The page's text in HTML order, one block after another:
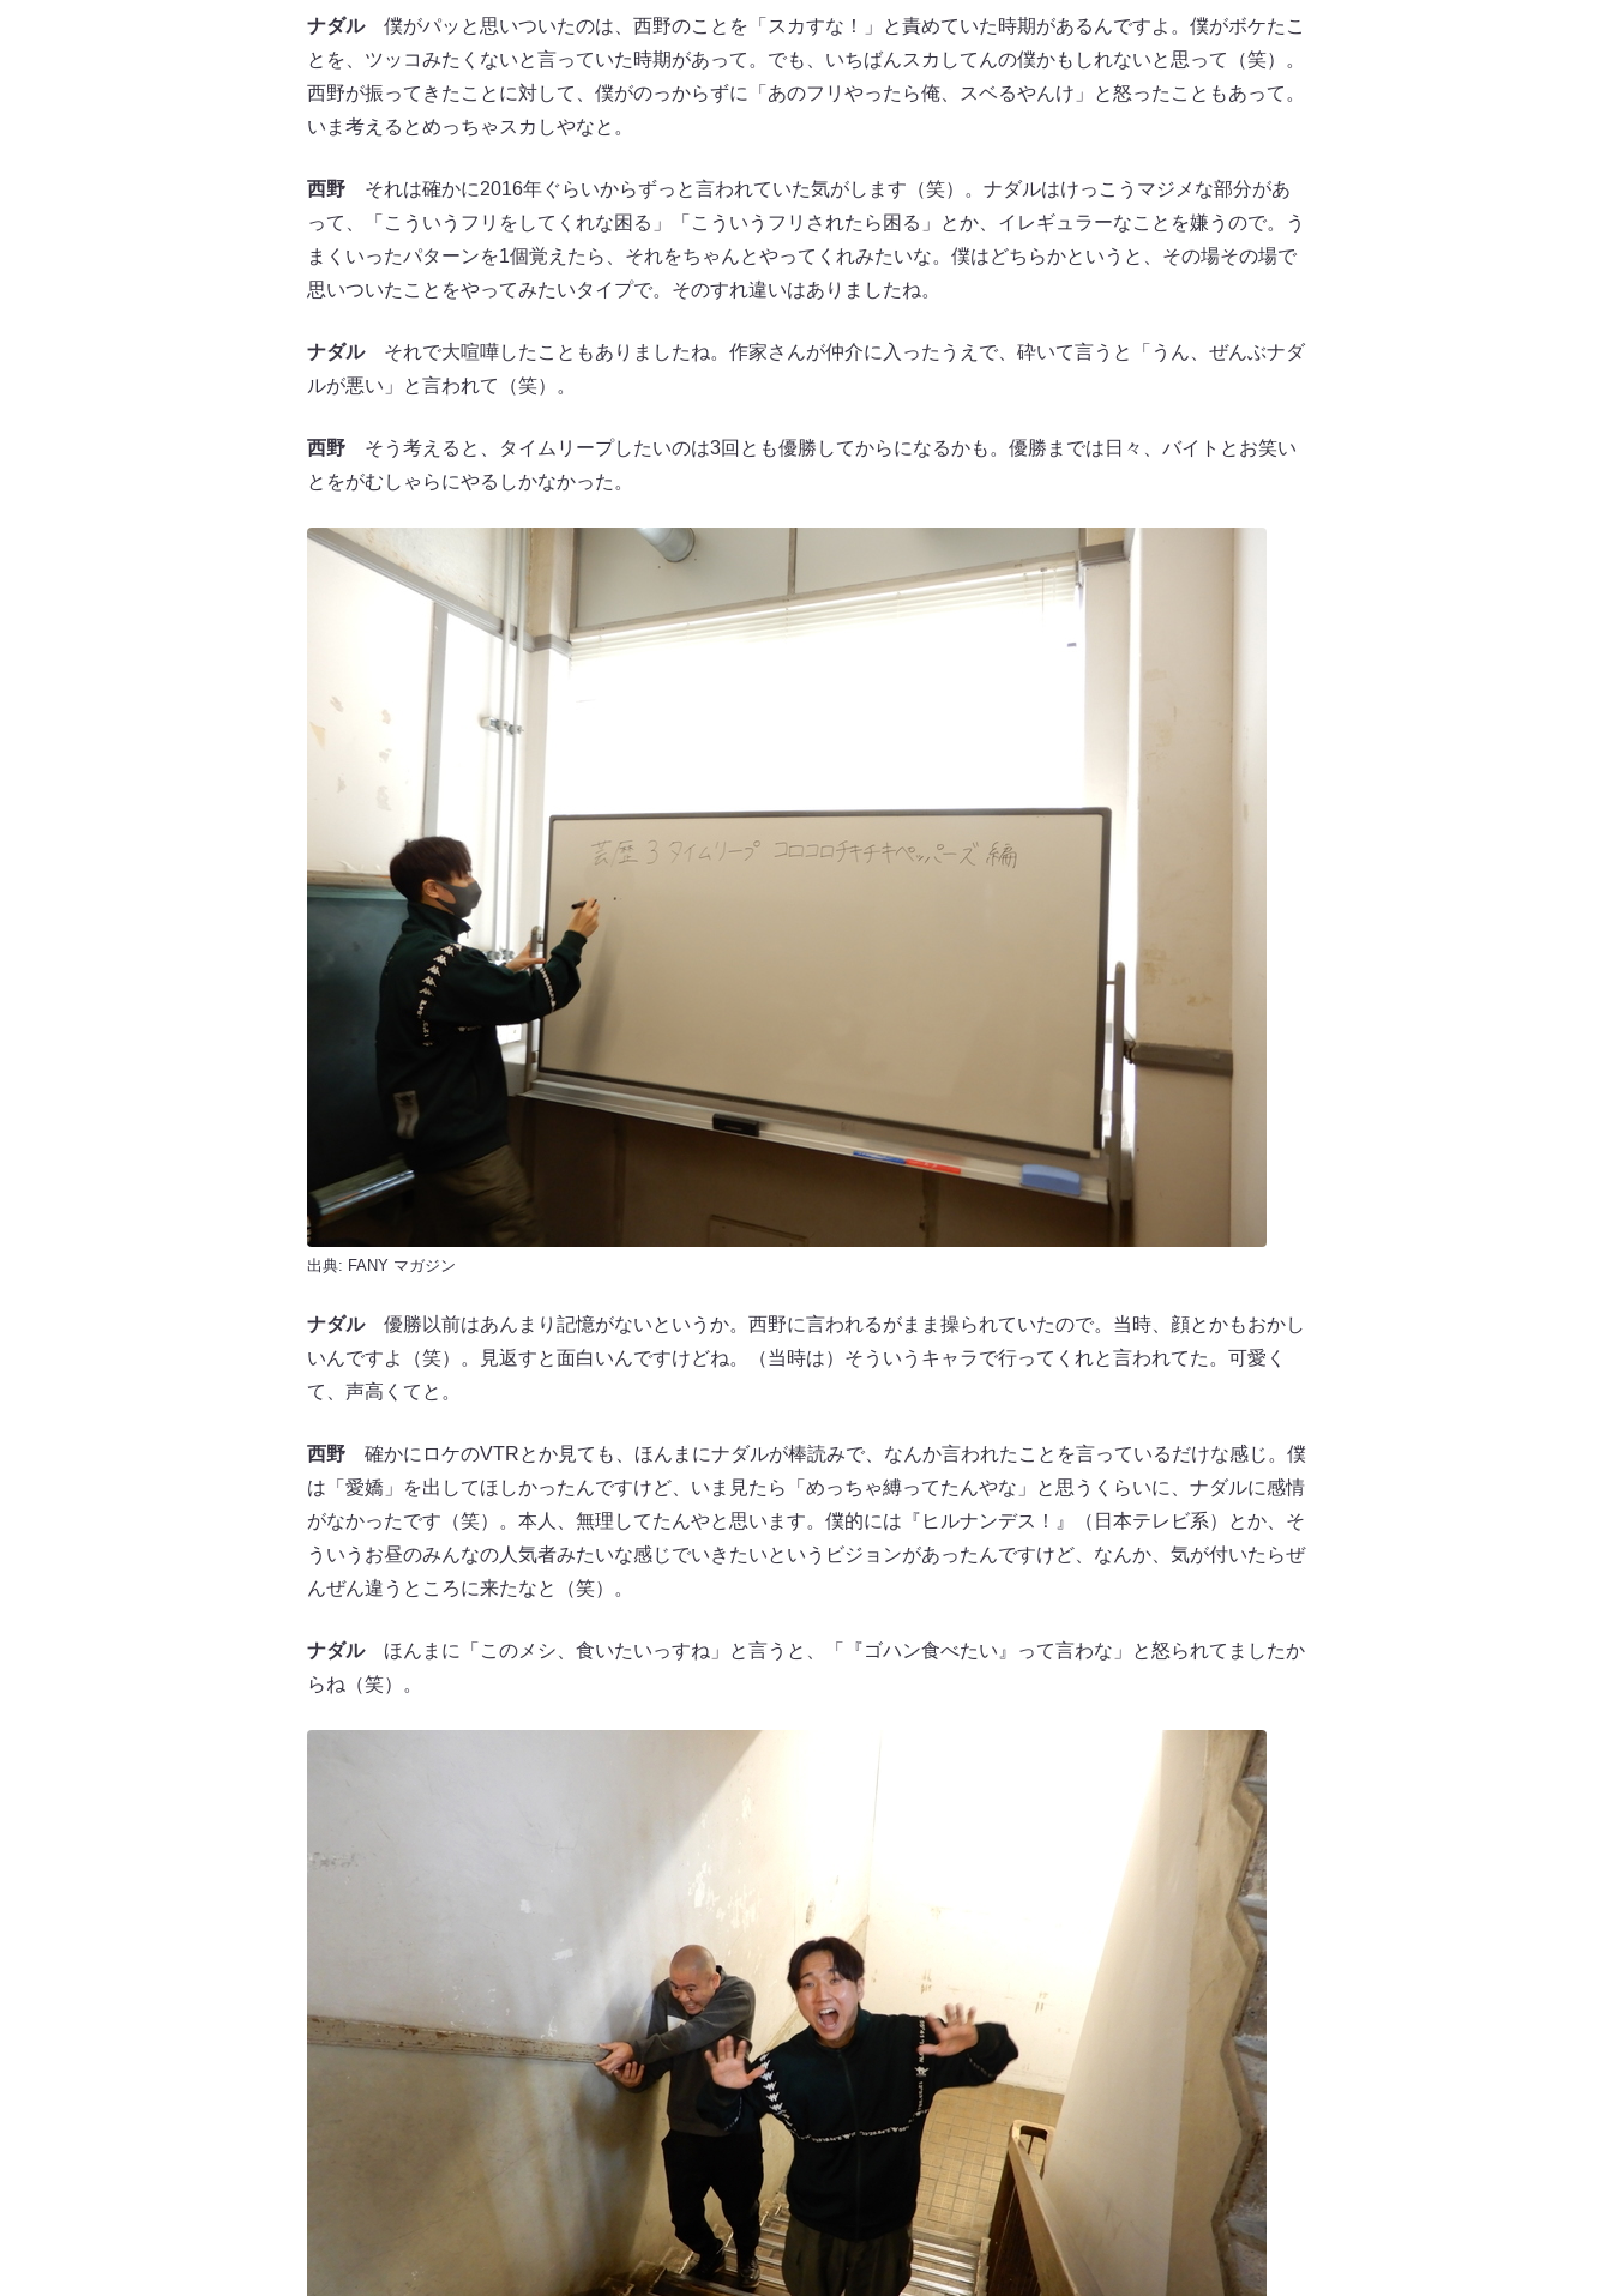
ナダル僕がパッと思いついたのは、西野のことを「スカすな！」と責めていた時期があるんですよ。僕がボケたこ
とを、ツッコみたくないと言っていた時期があって。でも、いちばんスカしてんの僕かもしれないと思って（笑）。
西野が振ってきたことに対して、僕がのっからずに「あのフリやったら俺、スベるやんけ」と怒ったこともあって。
いま考えるとめっちゃスカしやなと。
西野それは確かに2016年ぐらいからずっと言われていた気がします（笑）。ナダルはけっこうマジメな部分があ
って、「こういうフリをしてくれな困る」「こういうフリされたら困る」とか、イレギュラーなことを嫌うので。う
まくいったパターンを1個覚えたら、それをちゃんとやってくれみたいな。僕はどちらかというと、その場その場で
思いついたことをやってみたいタイプで。そのすれ違いはありましたね。
ナダルそれで大喧嘩したこともありましたね。作家さんが仲介に入ったうえで、砕いて言うと「うん、ぜんぶナダ
ルが悪い」と言われて（笑）。
西野そう考えると、タイムリープしたいのは3回とも優勝してからになるかも。優勝までは日々、バイトとお笑い
とをがむしゃらにやるしかなかった。
出典: FANY マガジン
ナダル優勝以前はあんまり記憶がないというか。西野に言われるがまま操られていたので。当時、顔とかもおかし
いんですよ（笑）。見返すと面白いんですけどね。（当時は）そういうキャラで行ってくれと言われてた。可愛く
て、声高くてと。
西野確かにロケのVTRとか見ても、ほんまにナダルが棒読みで、なんか言われたことを言っているだけな感じ。僕
は「愛嬌」を出してほしかったんですけど、いま見たら「めっちゃ縛ってたんやな」と思うくらいに、ナダルに感情
がなかったです（笑）。本人、無理してたんやと思います。僕的には『ヒルナンデス！』（日本テレビ系）とか、そ
ういうお昼のみんなの人気者みたいな感じでいきたいというビジョンがあったんですけど、なんか、気が付いたらぜ
んぜん違うところに来たなと（笑）。
ナダルほんまに「このメシ、食いたいっすね」と言うと、「『ゴハン食べたい』って言わな」と怒られてましたか
らね（笑）。